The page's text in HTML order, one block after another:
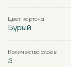
Цвет картона
Бурый
Количество слоев
3